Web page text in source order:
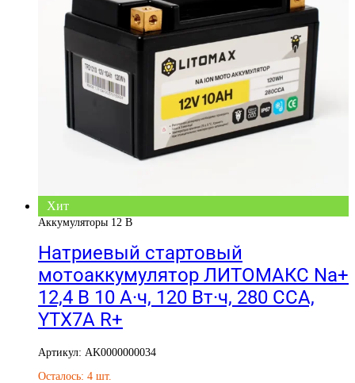
Хит
Аккумуляторы 12 В
Натриевый стартовый
мотоаккумулятор ЛИТОМАКС Na+
12,4 В 10 А·ч, 120 Вт·ч, 280 CCA,
YTX7A R+
Артикул: AK0000000034
Осталось: 4 шт.